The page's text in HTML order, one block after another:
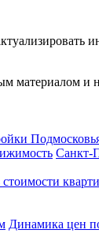
материалом и
Санкт-
Динамика цен